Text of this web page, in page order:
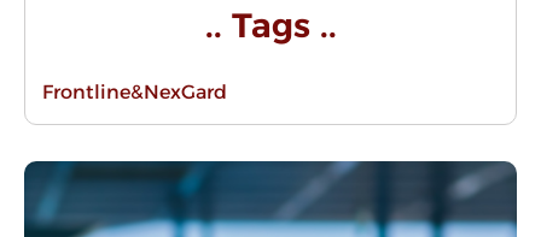
.. Tags ..
Frontline&NexGard